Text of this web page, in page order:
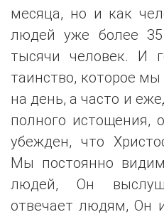
месяца, но и как
людей уже более
тысячи человек. И
таинство, которое
на день, а часто и
полного истощения,
убежден, что
Мы постоянно
людей, Он
отвечает людям, Он